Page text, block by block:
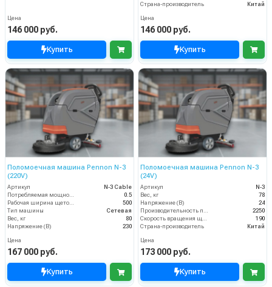
Цена
146 000 руб.
Купить
Страна-производитель
Китай
Цена
146 000 руб.
Купить
Поломоечная машина Pennon N-3
(220V)
Артикул
N-3 Cable
Потребляемая мощность (кВт)
0.5
Рабочая ширина щеток (мм)
500
Тип машины
Сетевая
Вес, кг
80
Напряжение (В)
230
Цена
167 000 руб.
Купить
Поломоечная машина Pennon N-3
(24V)
Артикул
N-3
Вес, кг
78
Напряжение (В)
24
Производительность по площади (м2/ч)
2250
Скорость вращения щётки (об/мин)
190
Страна-производитель
Китай
Цена
173 000 руб.
Купить